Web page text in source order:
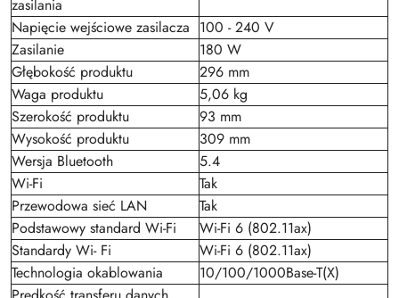
zasilania
Napięcie wejściowe zasilacza 100 - 240 V
Zasilanie
180 W
Głębokość produktu
296 mm
Waga produktu
5,06 kg
Szerokość produktu
93 mm
Wysokość produktu
309 mm
Wersja Bluetooth
5.4
Wi-Fi
Tak
Przewodowa sieć LAN
Tak
Podstawowy standard Wi-Fi
Wi-Fi 6 (802.11ax)
Standardy Wi- Fi
Wi-Fi 6 (802.11ax)
Technologia okablowania
10/100/1000Base-T(X)